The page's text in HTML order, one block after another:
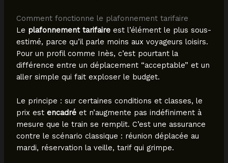
Comment fonctionne le plafonnement tarifaire
Le plafonnement tarifaireest l’élément le plus sous-
estimé, parce qu’il parle moins aux voyageurs loisirs.
Pour un profil comme Inès, c’est pourtant la
différence entre un déplacement “acceptable” et un
aller simple qui fait exploser le budget.
Le principe : sur certaines conditions et classes, le
prix est encadréet n’augmente pas indéfiniment à
mesure que le train se remplit. C’est une assurance
contre le scénario classique : réunion déplacée au
mardi, réservation la veille, tarif qui grimpe.